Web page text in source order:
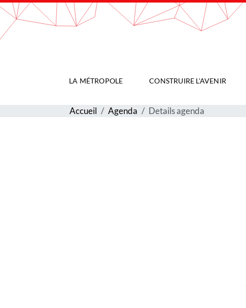
Gestion de vos préférences sur les cookies
LA MÉTROPOLE CONSTRUIRE L'AVENIR
Accueil Agenda Details agenda